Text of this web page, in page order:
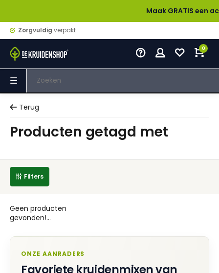
Maak GRATIS een
Zorgvuldig verpakt
0
Terug
Producten getagd met
Filters
Geen producten
gevonden!...
ONZE AANRADERS
Favoriete kruidenmixen van